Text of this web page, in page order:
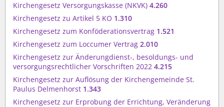
Kirchengesetz Versorgungskasse (NKVK) 4.260
Kirchengesetz zu Artikel 5 KO 1.310
Kirchengesetz zum Konföderationsvertrag 1.521
Kirchengesetz zum Loccumer Vertrag 2.010
Kirchengesetz zur Änderungdienst-, besoldungs- und
versorgungsrechtlicher Vorschriften 2022 4.215
Kirchengesetz zur Auflösung der Kirchengemeinde St.
Paulus Delmenhorst 1.343
Kirchengesetz zur Erprobung der Errichtung, Veränderung